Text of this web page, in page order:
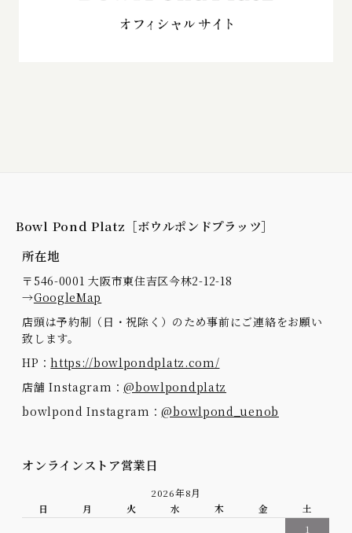
Bowl Pond Platz［ボウルポンドプラッツ］
所在地
〒546-0001 大阪市東住吉区今林2-12-18
→GoogleMap
店頭は予約制（日・祝除く）のため事前にご連絡をお願い
致します。
HP：https://bowlpondplatz.com/
店舗 Instagram：@bowlpondplatz
bowlpond Instagram：@bowlpond_uenob
オンラインストア営業日
2026年8月
日
月 火 水 木 金
土
1